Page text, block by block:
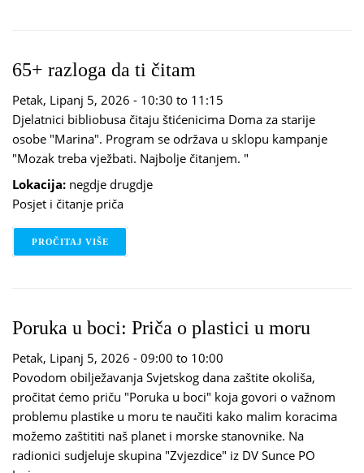
65+ razloga da ti čitam
Petak, Lipanj 5, 2026 - 10:30 to 11:15
Djelatnici bibliobusa čitaju štićenicima Doma za starije
osobe "Marina". Program se održava u sklopu kampanje
"Mozak treba vježbati. Najbolje čitanjem. "
Lokacija: negdje drugdje
Posjet i čitanje priča
PROČITAJ VIŠE
Poruka u boci: Priča o plastici u moru
Petak, Lipanj 5, 2026 - 09:00 to 10:00
Povodom obilježavanja Svjetskog dana zaštite okoliša,
pročitat ćemo priču "Poruka u boci" koja govori o važnom
problemu plastike u moru te naučiti kako malim koracima
možemo zaštititi naš planet i morske stanovnike. Na
radionici sudjeluje skupina "Zvjezdice" iz DV Sunce PO